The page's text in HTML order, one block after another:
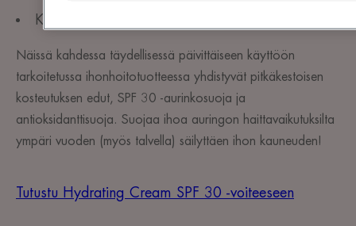
Koostumukset ovat miellyttäviä ja rauhoittavia
Näissä kahdessa täydellisessä päivittäiseen käyttöön
tarkoitetussa ihonhoitotuotteessa yhdistyvät pitkäkestoisen
kosteutuksen edut, SPF 30 -aurinkosuoja ja
antioksidanttisuoja. Suojaa ihoa auringon haittavaikutuksilta
ympäri vuoden (myös talvella) säilyttäen ihon kauneuden! ​
Tutustu Hydrating Cream SPF 30 -voiteeseen